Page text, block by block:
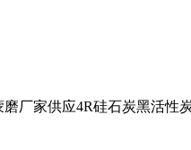
厂家供应4R硅石炭黑活